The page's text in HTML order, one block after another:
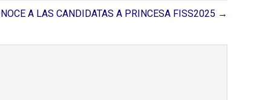
A LAS CANDIDATAS A PRINCESA FISS2025 →